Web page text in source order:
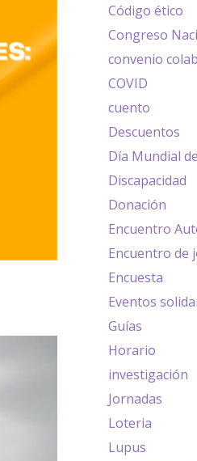
Código ético
Congreso
convenio
COVID
cuento
Descuentos
Día Mundial
Discapacidad
Donación
Encuentro
Encuentro de
Encuesta
Eventos
Guías
Horario
investigación
Jornadas
Loteria
Lupus